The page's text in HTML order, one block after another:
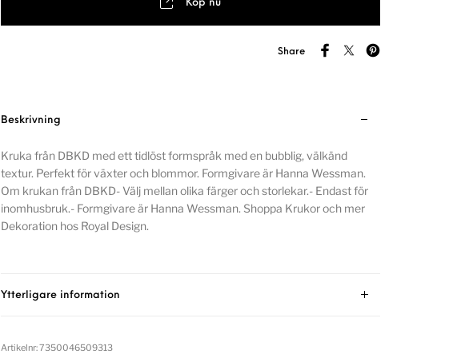
Köp nu
Share
Beskrivning
Kruka från DBKD med ett tidlöst formspråk med en bubblig, välkänd
textur. Perfekt för växter och blommor. Formgivare är Hanna Wessman.
Om krukan från DBKD- Välj mellan olika färger och storlekar.- Endast för
inomhusbruk.- Formgivare är Hanna Wessman. Shoppa Krukor och mer
Dekoration hos Royal Design.
Ytterligare information
Artikelnr:7350046509313